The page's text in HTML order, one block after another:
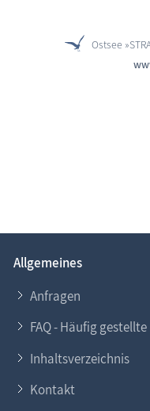
Ostsee
Allgemeines
Anfragen
FAQ - Häufig
Inhaltsverzeichnis
Kontakt